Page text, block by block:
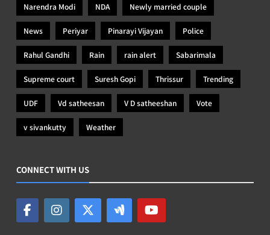
Narendra Modi NDA Newly married couple
News Periyar Pinarayi Vijayan Police
Rahul Gandhi Rain rain alert Sabarimala
Supreme court Suresh Gopi Thrissur Trending
UDF Vd satheesan V D satheeshan Vote
v sivankutty Weather
CONNECT WITH US